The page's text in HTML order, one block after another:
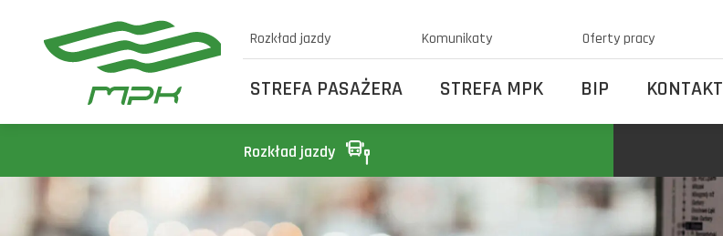
Rozkład jazdy Komunikaty Oferty pracy
STREFA PASAŻERA STREFA MPK BIP KONTAKT
Rozkład jazdy